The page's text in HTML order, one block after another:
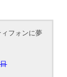
フォンに夢